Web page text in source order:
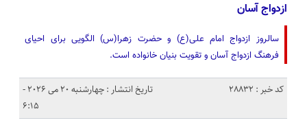
ازدواج آسان
سالروز ازدواج امام علی(ع) و حضرت زهرا(س) الگویی برای احیای
فرهنگ ازدواج آسان و تقویت بنیان خانواده است.
کد خبر : 28832
تاریخ انتشار : چهارشنبه 20 می 2026 -
6:15